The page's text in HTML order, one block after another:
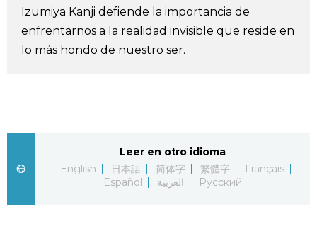
Noticias official SNS
Izumiya Kanji defiende la importancia de
enfrentarnos a la realidad invisible que reside en
lo más hondo de nuestro ser.
Leer en otro idioma
English
日本語 简体字 繁體字
Français
Español
العربية Русский